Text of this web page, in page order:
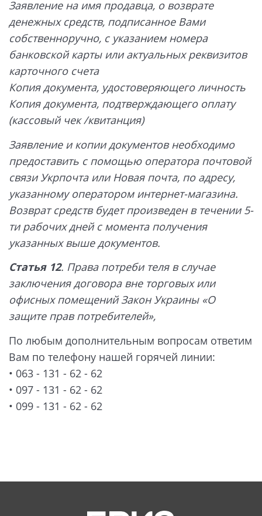
Заявление на имя продавца, о возврате
денежных средств, подписанное Вами
собственноручно, с указанием номера
банковской карты или актуальных реквизитов
карточного счета
Копия документа, удостоверяющего личность
Копия документа, подтверждающего оплату
(кассовый чек /квитанция)
Заявление и копии документов необходимо
предоставить с помощью оператора почтовой
связи Укрпочта или Новая почта, по адресу,
указанному оператором интернет-магазина.
Возврат средств будет произведен в течении 5-
ти рабочих дней с момента получения
указанных выше документов.
Статья 12. Права потреби теля в случае
заключения договора вне торговых или
офисных помещений Закон Украины «О
защите прав потребителей»,
По любым дополнительным вопросам ответим
Вам по телефону нашей горячей линии:
• 063 - 131 - 62 - 62
• 097 - 131 - 62 - 62
• 099 - 131 - 62 - 62